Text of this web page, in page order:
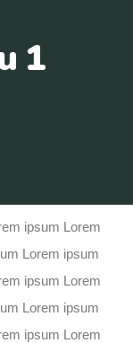
1
ipsum Lorem
Lorem ipsum
ipsum Lorem
Lorem ipsum
ipsum Lorem